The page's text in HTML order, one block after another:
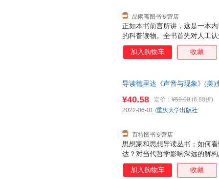
正如本书前言所讲，这是一本
的科普读物。全书首先对人工
中介绍了自治性、具身化、学
认知等关键问题。考虑到读者
重对关键问题做简明的描述，
在学术界尚未对何谓“认知”得
自己所持的领域观点，而是广
品雨斋图书专营店
加入购物车 收藏
导读德里达《声音与现象》(美)
思想家和思想导读丛书；如何
达？对当代哲学影响深远的解
¥40.58 定价： ¥59.00 (6.88折)
百特图书专营店
2022-06-01 /重庆大学出版社
加入购物车 收藏